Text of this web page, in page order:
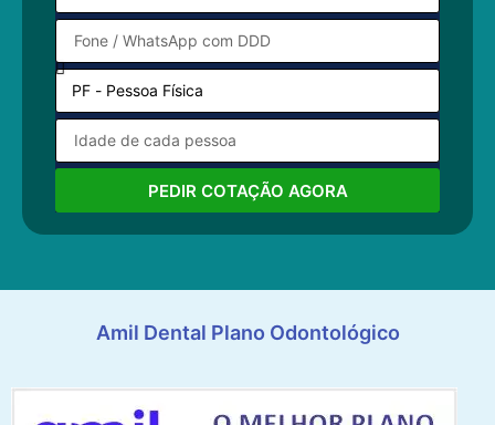
PEDIR COTAÇÃO AGORA
Amil Dental Plano Odontológico